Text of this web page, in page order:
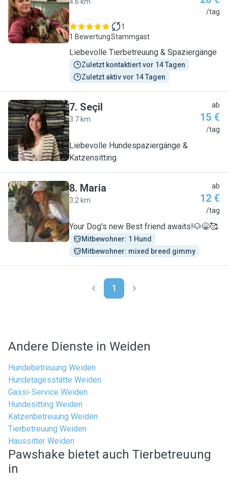
E /tag
1 Bewertung
1
Stammgast
Liebevolle Tierbetreuung & Spaziergänge
Zuletzt kontaktiert vor 14 Tagen
Zuletzt aktiv vor 14 Tagen
S
7. Seçil
3.7 km
ab
15 €
/tag
Liebevolle Hundespaziergänge &
Katzensitting
M
8. Maria
3.2 km
ab
12 €
/tag
Your Dog's new Best friend awaits!🐶😁🥰
Mitbewohner: 1 Hund
Mitbewohner: mixed breed gimmy
1
Andere Dienste in Weiden
Hundebetreuung Weiden
Hundetagesstätte Weiden
Gassi-Service Weiden
Hundesitting Weiden
Katzenbetreuung Weiden
Tierbetreuung Weiden
Haussitter Weiden
Pawshake bietet auch Tierbetreuung
in